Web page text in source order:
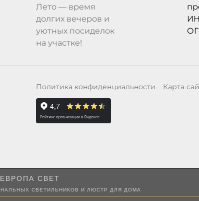
Лето — время
долгих вечеров и
уютных посиделок
на участке!
Политика конфиденциальности Карта
ЕВРОПА СВЕТ
СВЕТИЛЬНИКОВ И ЛЮСТР ДЛЯ ДОМА